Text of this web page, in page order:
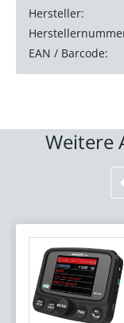
Hersteller:
EAN / Barcode:
Weitere